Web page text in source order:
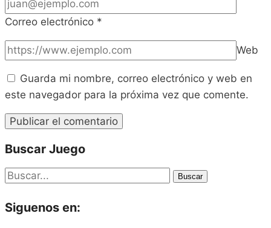
Correo electrónico *
Web
Guarda mi nombre, correo electrónico y web en
este navegador para la próxima vez que comente.
Buscar Juego
Buscar
Siguenos en: